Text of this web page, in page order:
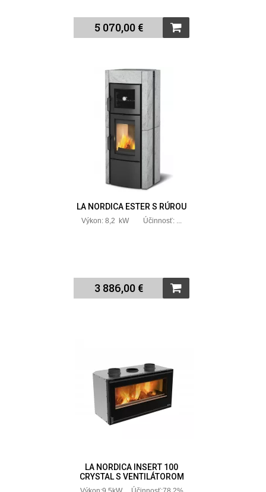
5 070,00 €
LA NORDICA ESTER S RÚROU
Výkon: 8,2 kW Účinnosť: ...
3 886,00 €
LA NORDICA INSERT 100
CRYSTAL S VENTILÁTOROM